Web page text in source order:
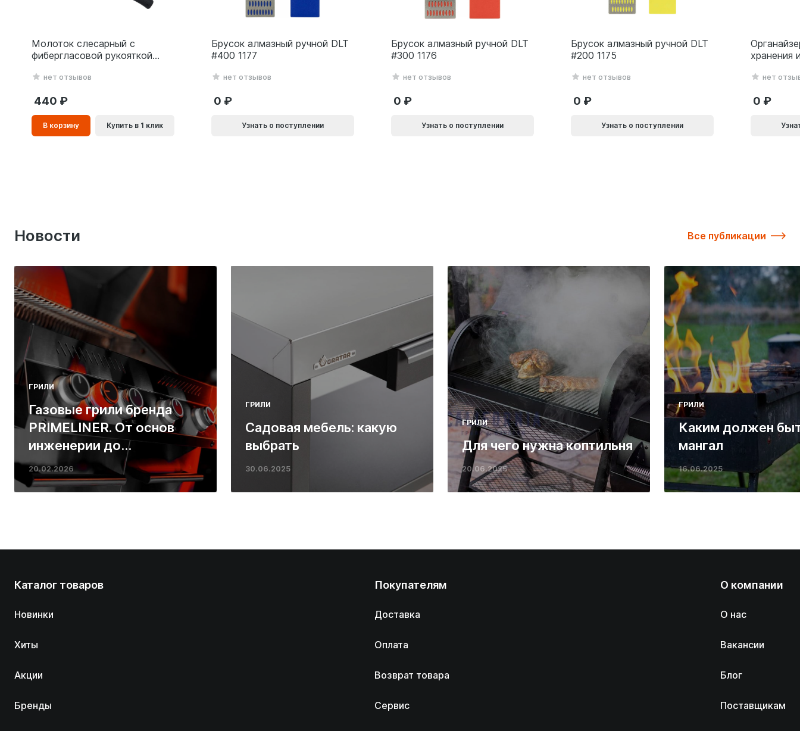
Молоток слесарный с
фибергласовой рукояткой
нет отзывов
440
В корзину
корзинe
Купить в 1 клик
Брусок алмазный ручной DLT
#400 1177
нет отзывов
0
Узнать о поступлении
Брусок алмазный ручной DLT
#300 1176
нет отзывов
0
Узнать о поступлении
Брусок алмазный ручной DLT
#200 1175
нет отзывов
0
Узнать о поступлении
хранения
нет
0
Новости Все публикации
ГРИЛИ
Газовые грили бренда
PRIMELINER. От основ
инженерии до
ресторанных стейков у
вас дома
20.02.2026
ГРИЛИ
Садовая мебель: какую
выбрать
30.06.2025
ГРИЛИ
Для чего нужна коптильня
20.06.2025
ГРИЛИ
Каким должен
мангал
16.06.2025
Каталог товаров
Новинки
Хиты
Акции
Бренды
Покупателям
Доставка
Оплата
Возврат товара
Сервис
О компании
О нас
Вакансии
Блог
Поставщикам